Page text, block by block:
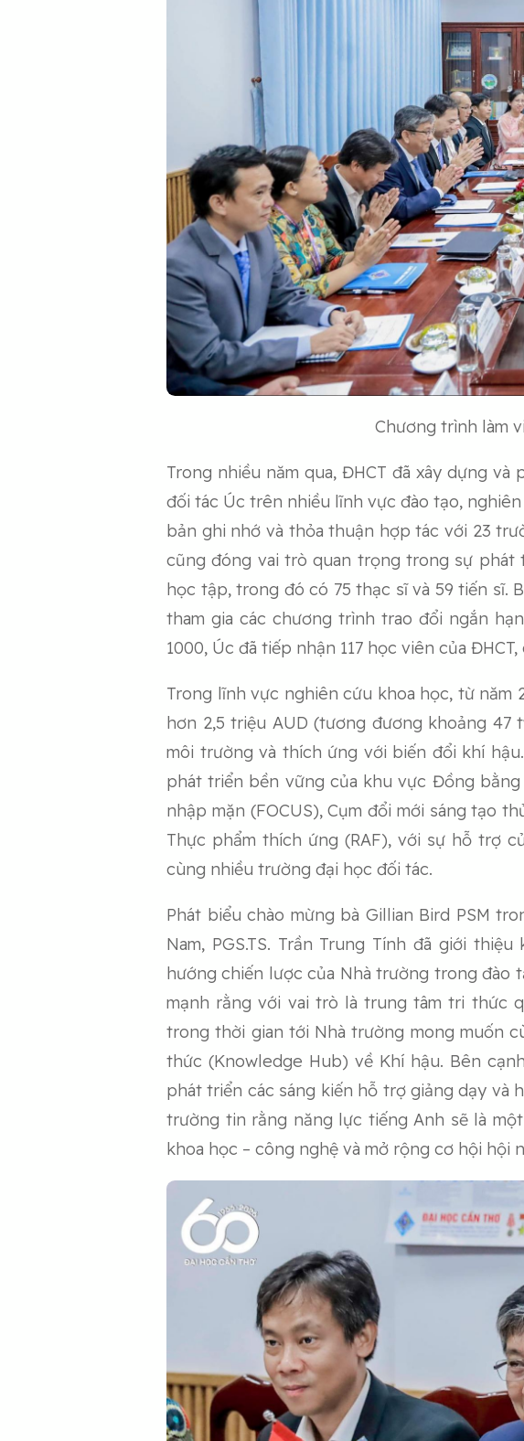
Chương trình làm
Trong nhiều năm qua, ĐHCT đã xây dựng
đối tác Úc trên nhiều lĩnh vực đào tạo,
bản ghi nhớ và thỏa thuận hợp tác với 23
cũng đóng vai trò quan trọng trong sự phát
học tập, trong đó có 75 thạc sĩ và 59 tiến sĩ.
tham gia các chương trình trao đổi ngắn
1000, Úc đã tiếp nhận 117 học viên của
Trong lĩnh vực nghiên cứu khoa học, từ năm
hơn 2,5 triệu AUD (tương đương khoảng
môi trường và thích ứng với biến đổi khí
phát triển bền vững của khu vực Đồng
nhập mặn (FOCUS), Cụm đổi mới sáng tạo
Thực phẩm thích ứng (RAF), với sự hỗ trợ
cùng nhiều trường đại học đối tác.
Phát biểu chào mừng bà Gillian Bird PSM
Nam, PGS.TS. Trần Trung Tính đã giới
hướng chiến lược của Nhà trường trong đào
mạnh rằng với vai trò là trung tâm tri thức
trong thời gian tới Nhà trường mong muốn
thức (Knowledge Hub) về Khí hậu. Bên
phát triển các sáng kiến hỗ trợ giảng dạy
trường tin rằng năng lực tiếng Anh sẽ là
khoa học – công nghệ và mở rộng cơ hội